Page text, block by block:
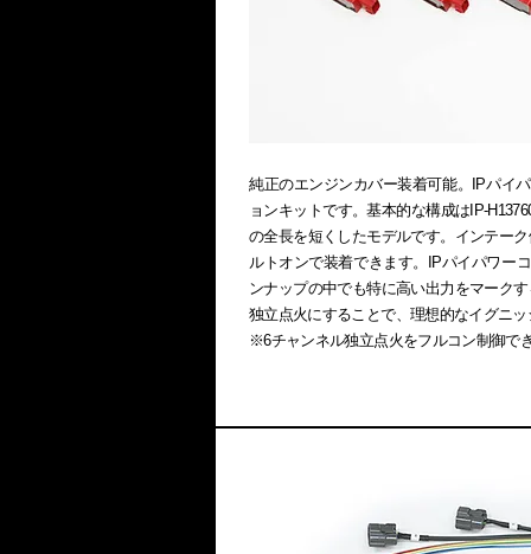
純正のエンジンカバー装着可能。IPパイ
ョンキットです。基本的な構成はIP-
の全長を短くしたモデルです。インテー
ルトオンで装着できます。IPパイパワー
ンナップの中でも特に高い出力をマーク
独立点火にすることで、理想的なイグニ
※6チャンネル独立点火をフルコン制御で